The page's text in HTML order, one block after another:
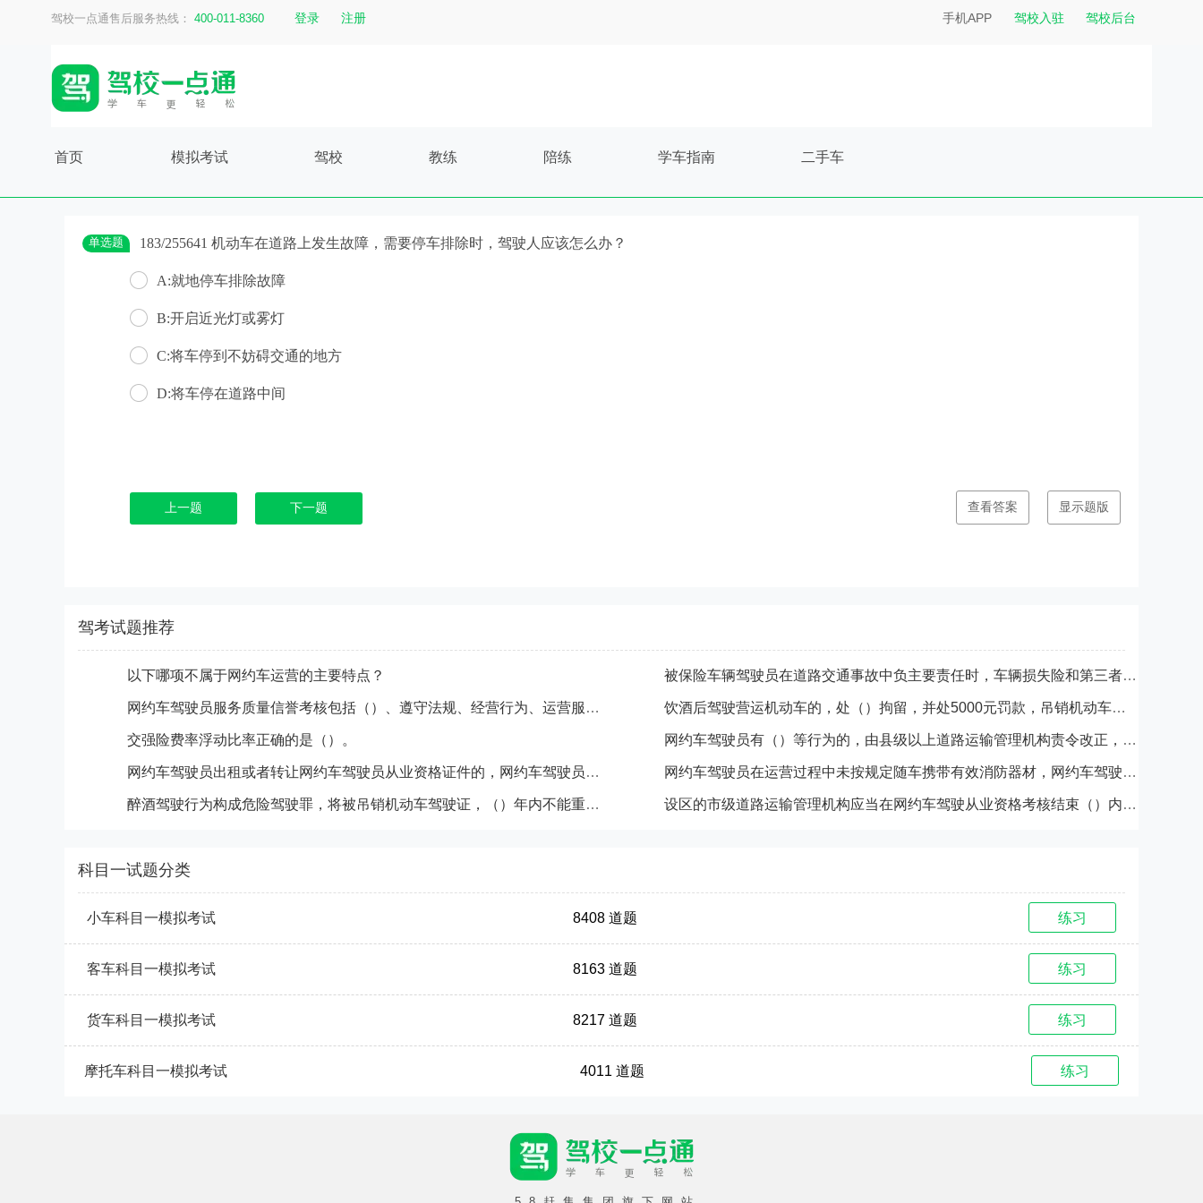
驾校一点通售后服务热线： 400-011-8360 登录 注册 手机APP 驾校入驻 驾校后台
首页 模拟考试 驾校 教练 陪练 学车指南 二手车
单选题 183/255641 机动车在道路上发生故障，需要停车排除时，驾驶人应该怎么办？
A:就地停车排除故障
B:开启近光灯或雾灯
C:将车停到不妨碍交通的地方
D:将车停在道路中间
上一题 下一题 查看答案 显示题版
驾考试题推荐
以下哪项不属于网约车运营的主要特点？ 被保险车辆驾驶员在道路交通事故中负主要责任时，车辆损失险和第三者责任险在符合赔偿规定的金额内绝对免赔率为（）。
网约车驾驶员服务质量信誉考核包括（）、遵守法规、经营行为、运营服务4项内容。 饮酒后驾驶营运机动车的，处（）拘留，并处5000元罚款，吊销机动车驾驶证，5年内不得重新取得机动车驾驶证。
交强险费率浮动比率正确的是（）。 网约车驾驶员有（）等行为的，由县级以上道路运输管理机构责令改正，处200元以上2000元以下的罚款。
网约车驾驶员出租或者转让网约车驾驶员从业资格证件的，网约车驾驶员服务质量信誉考核分值（）。 网约车驾驶员在运营过程中未按规定随车携带有效消防器材，网约车驾驶员服务质量信誉考核分值（）。
醉酒驾驶行为构成危险驾驶罪，将被吊销机动车驾驶证，（）年内不能重新获得。 设区的市级道路运输管理机构应当在网约车驾驶从业资格考核结束（）内公布考试成绩。
科目一试题分类
小车科目一模拟考试 8408 道题 练习
客车科目一模拟考试 8163 道题 练习
货车科目一模拟考试 8217 道题 练习
摩托车科目一模拟考试 4011 道题 练习